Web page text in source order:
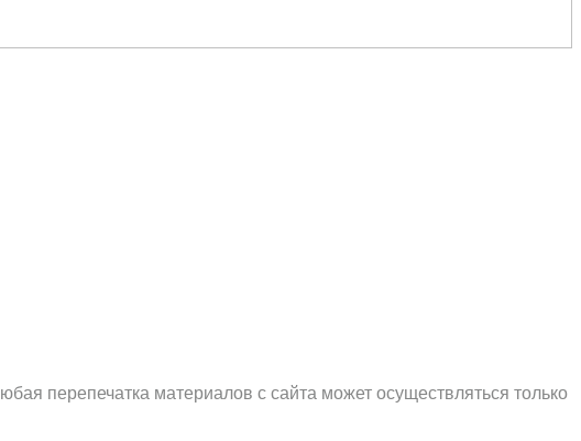
перепечатка материалов с сайта может осуществляться только